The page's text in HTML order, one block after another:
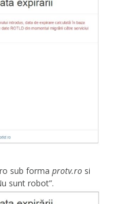
sub forma protv.ro si
sunt robot”.